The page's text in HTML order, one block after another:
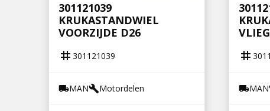
301121039
KRUKASTANDWIEL
VOORZIJDE D26
tag 301121039
local_shippingMANbuildMotordelen
tag
local_shippingMAN